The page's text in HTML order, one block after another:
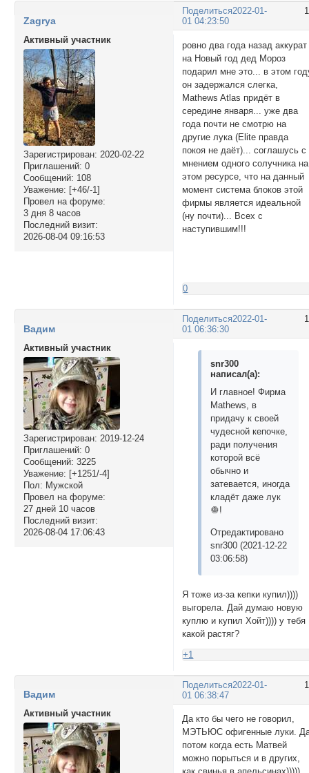
Поделиться2022-01-
01 04:23:50
Zagrya
Активный участник
Зарегистрирован: 2020-02-22
Приглашений: 0
Сообщений: 108
Уважение: [+46/-1]
Провел на форуме:
3 дня 8 часов
Последний визит:
2026-08-04 09:16:53
ровно два года назад аккурат
на Новый год дед Мороз
подарил мне это... в этом
он задержался слегка,
Mathews Atlas придёт в
середине января... уже два
года почти не смотрю на
другие лука (Elite правда
покоя не даёт)... соглашусь с
мнением одного солучника на
этом ресурсе, что на данный
момент система блоков этой
фирмы является идеальной
(ну почти)... Всех с
наступившим!!!
0
Поделиться2022-01-
01 06:36:30
Вадим
Активный участник
Зарегистрирован: 2019-12-24
Приглашений: 0
Сообщений: 3225
Уважение: [+1251/-4]
Пол: Мужской
Провел на форуме:
27 дней 10 часов
Последний визит:
2026-08-04 17:06:43
snr300
написал(а):
И главное! Фирма
Mathews, в
придачу к своей
чудесной кепочке,
ради получения
которой всё
обычно и
затевается, иногда
кладёт даже лук
🧅!
Отредактировано
snr300 (2021-12-22
03:06:58)
Я тоже из-за кепки купил))))
выгорела. Дай думаю новую
куплю и купил Хойт)))) у тебя
какой растяг?
+1
Поделиться2022-01-
01 06:38:47
Вадим
Активный участник
Да кто бы чего не говорил,
МЭТЬЮС офигенные луки.
потом когда есть Матвей
можно порыться и в других,